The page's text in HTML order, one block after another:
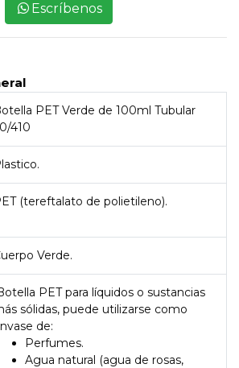
Escríbenos
PET Verde de 100ml Tubular
410
(tereftalato de polietileno).
Verde.
PET para líquidos o sustancias
sólidas, puede utilizarse como
de:
Perfumes.
Agua natural (agua de rosas,